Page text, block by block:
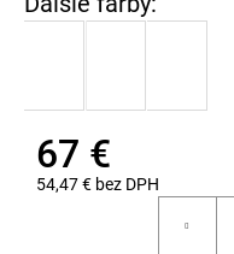
67 €
54,47 € bez DPH